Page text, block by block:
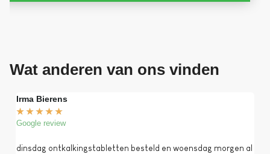
Wat anderen van ons vinden
Irma Bierens
★ ★ ★ ★ ★
Google review
dinsdag ontkalkingstabletten besteld en woensdag morgen al